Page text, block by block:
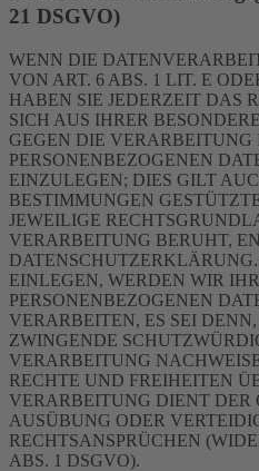
21 DSGVO)
WENN DIE
VON ART. 6 ABS. 1 LIT. E
HABEN SIE JEDERZEIT DAS
SICH AUS IHRER
GEGEN DIE VERARBEITUNG
PERSONENBEZOGENEN
EINZULEGEN; DIES GILT
BESTIMMUNGEN
JEWEILIGE
VERARBEITUNG BERUHT,
EINLEGEN, WERDEN WIR
PERSONENBEZOGENEN
VERARBEITEN, ES SEI
ZWINGENDE
VERARBEITUNG
RECHTE UND FREIHEITEN
VERARBEITUNG DIENT DER
AUSÜBUNG ODER
RECHTSANSPRÜCHEN
ABS. 1 DSGVO).